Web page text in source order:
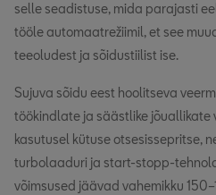
selle seadistuse, mida parajasti
tööle automaatrežiimil, et see
teeoludest ja sõidustiilist ise.
Sujuva sõidu eest hoolitseva
töökindlate ja säästlike jõuallikate
kasutusel kütuse otsesissepritse,
turbolaaduri ja start-stopp-
võimsused jäävad vahemikku